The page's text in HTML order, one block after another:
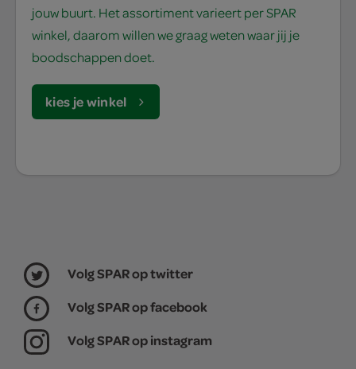
jouw buurt. Het assortiment varieert per SPAR
winkel, daarom willen we graag weten waar jij je
boodschappen doet.
kies je winkel
Volg SPAR op twitter
Volg SPAR op facebook
Volg SPAR op instagram